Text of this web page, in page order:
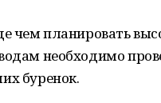
чем планировать
необходимо
буренок.